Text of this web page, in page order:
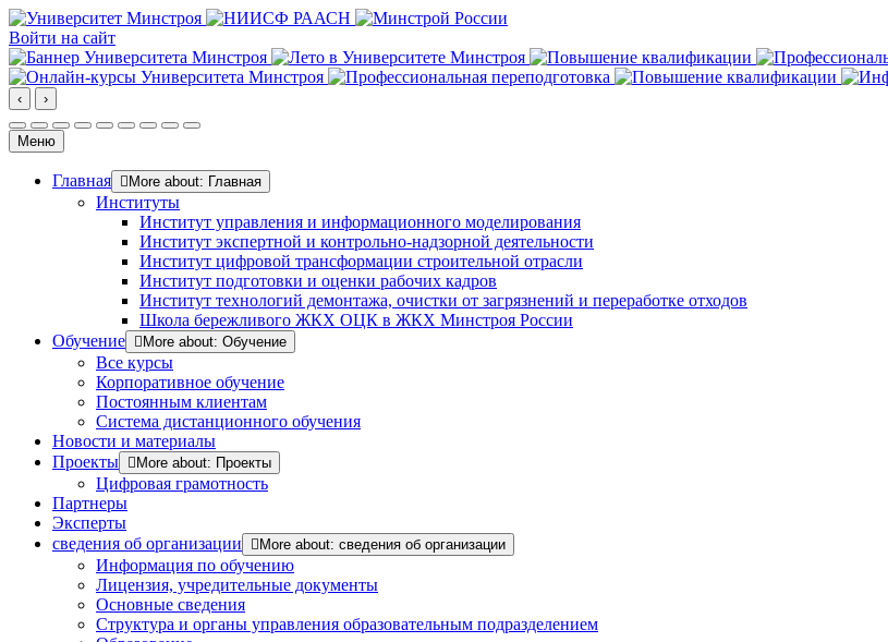
Войти на сайт
‹ ›
Меню
Главная More about: Главная
Институты
Институт управления и информационного моделирования
Институт экспертной и контрольно-надзорной деятельности
Институт цифровой трансформации строительной отрасли
Институт подготовки и оценки рабочих кадров
Институт технологий демонтажа, очистки от загрязнений и переработке отходов
Школа бережливого ЖКХ ОЦК в ЖКХ Минстроя России
Обучение
More about: Обучение
Все курсы
Корпоративное обучение
Постоянным клиентам
Система дистанционного обучения
Новости и материалы
Проекты
More about: Проекты
Цифровая грамотность
Партнеры
Эксперты
сведения об организации
More about: сведения об организации
Информация по обучению
Лицензия, учредительные документы
Основные сведения
Структура и органы управления образовательным подразделением